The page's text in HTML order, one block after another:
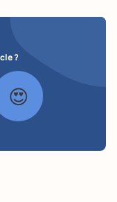
?
😍